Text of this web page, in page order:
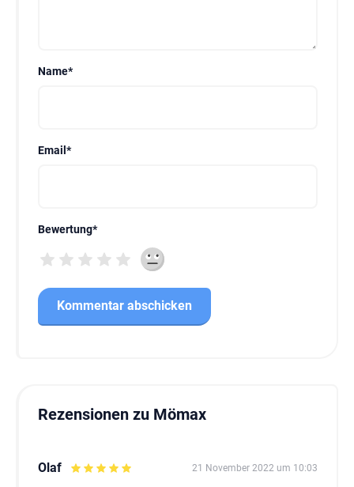
Name*
Email *
Bewertung*
Rezensionen zu Mömax
Olaf 21 November 2022 um 10:03